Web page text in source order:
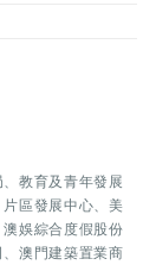
教育及青年發展
區發展中心、美
娛綜合度假股份
澳門建築置業商